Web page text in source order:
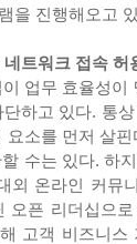
을 진행해오고
트워크 접속 허
업무 효율성
하고 있다. 통
요소를 먼저 살
수는 있다. 하
외 온라인 커뮤
오픈 리더십으
고객 비즈니